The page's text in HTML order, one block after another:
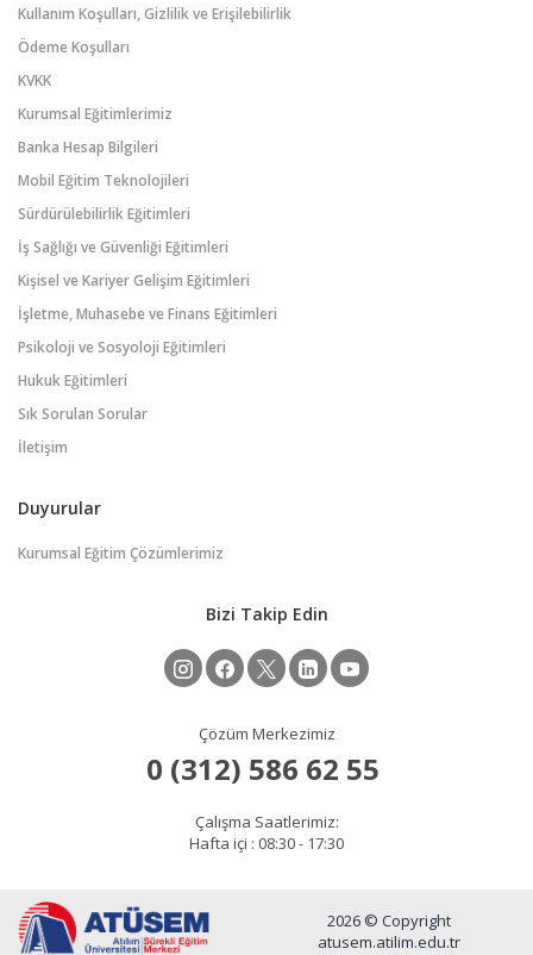
Kullanım Koşulları, Gizlilik ve Erişilebilirlik
Ödeme Koşulları
KVKK
Kurumsal Eğitimlerimiz
Banka Hesap Bilgileri
Mobil Eğitim Teknolojileri
Sürdürülebilirlik Eğitimleri
İş Sağlığı ve Güvenliği Eğitimleri
Kişisel ve Kariyer Gelişim Eğitimleri
İşletme, Muhasebe ve Finans Eğitimleri
Psikoloji ve Sosyoloji Eğitimleri
Hukuk Eğitimleri
Sık Sorulan Sorular
İletişim
Duyurular
Kurumsal Eğitim Çözümlerimiz
Bizi Takip Edin
Çözüm Merkezimiz
Çalışma Saatlerimiz:
Hafta içi : 08:30 - 17:30
2026 © Copyright
atusem.atilim.edu.tr